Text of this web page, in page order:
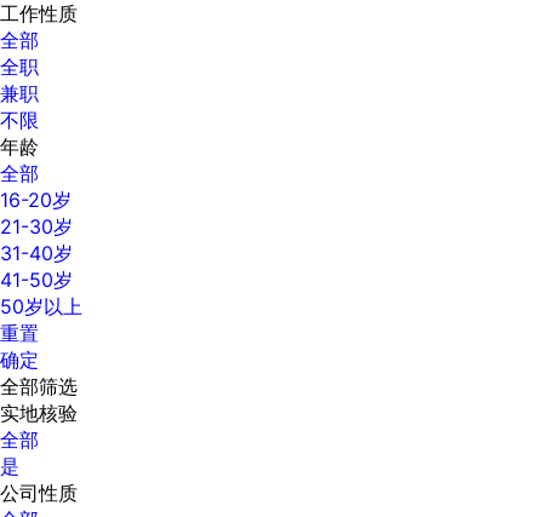
工作性质
全部
全职
兼职
不限
年龄
全部
16-20岁
21-30岁
31-40岁
41-50岁
50岁以上
重置
确定
全部筛选
实地核验
全部
是
公司性质